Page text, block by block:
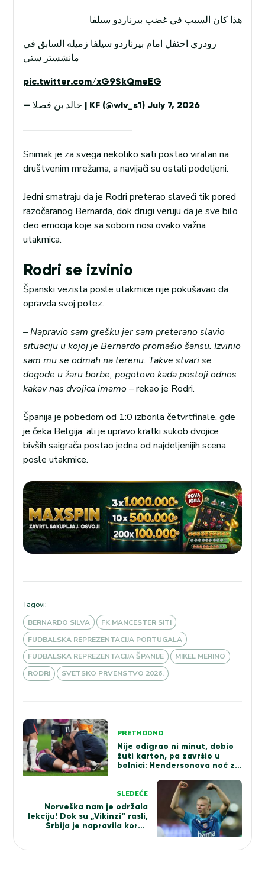
هذا كان السبب في غضب بيرناردو سيلفا
رودري احتفل امام بيرناردو سيلفا زميله السابق في
مانشستر ستي
pic.twitter.com/xG9SkQmeEG
— خالد بن فصلا | KF (@wlv_s1) July 7, 2026
Snimak je za svega nekoliko sati postao viralan na
društvenim mrežama, a navijači su ostali podeljeni.
Jedni smatraju da je Rodri preterao slaveći tik pored
razočaranog Bernarda, dok drugi veruju da je sve bilo
deo emocija koje sa sobom nosi ovako važna
utakmica.
Rodri se izvinio
Španski vezista posle utakmice nije pokušavao da
opravda svoj potez.
– Napravio sam grešku jer sam preterano slavio
situaciju u kojoj je Bernardo promašio šansu. Izvinio
sam mu se odmah na terenu. Takve stvari se
dogode u žaru borbe, pogotovo kada postoji odnos
kakav nas dvojica imamo –rekao je Rodri.
Španija je pobedom od 1:0 izborila četvrtfinale, gde
je čeka Belgija, ali je upravo kratki sukob dvojice
bivših saigrača postao jedna od najdeljenijih scena
posle utakmice.
Tagovi:
BERNARDO SILVA
FK MANCESTER SITI
FUDBALSKA REPREZENTACIJA PORTUGALA
FUDBALSKA REPREZENTACIJA ŠPANIJE
MIKEL MERINO
RODRI
SVETSKO PRVENSTVO 2026.
Kretanje
članka
PRETHODNO
Nije odigrao ni minut, dobio
žuti karton, pa završio u
bolnici: Hendersonova noć za
SLEDEĆE
Norveška nam je održala
lekciju! Dok su „Vikinzi“ rasli,
Srbija je napravila korak